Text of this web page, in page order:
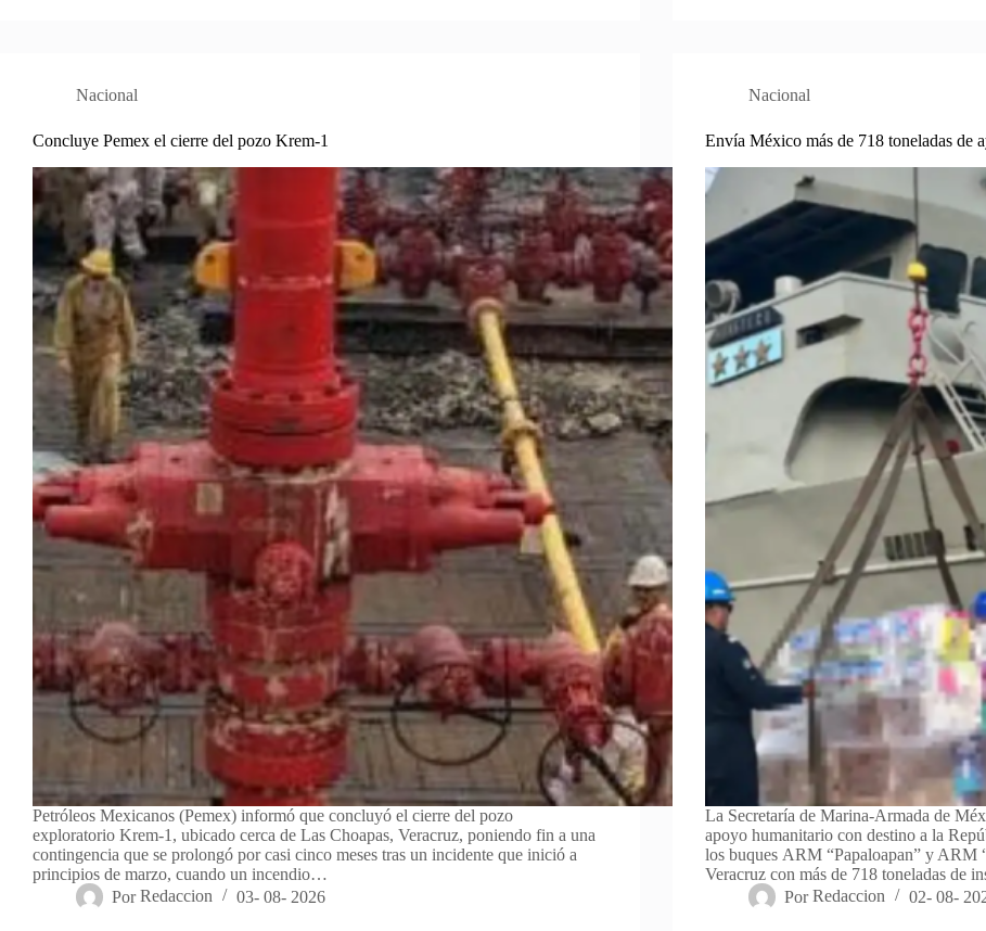
Nacional
Concluye Pemex el cierre del pozo Krem-1
Petróleos Mexicanos (Pemex) informó que concluyó el cierre del pozo
exploratorio Krem-1, ubicado cerca de Las Choapas, Veracruz, poniendo fin a una
contingencia que se prolongó por casi cinco meses tras un incidente que inició a
principios de marzo, cuando un incendio…
Por Redaccion 03- 08- 2026
Nacional
Envía México más de 718 toneladas de
La Secretaría de Marina-Armada de
apoyo humanitario con destino a la
los buques ARM “Papaloapan” y ARM
Veracruz con más de 718 toneladas de
Por Redaccion 02- 08-